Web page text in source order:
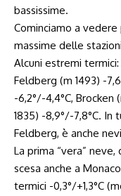
bassissime.
Cominciamo a
massime delle
Alcuni estremi termici:
Feldberg (m 1493) -
-6,2°/-4,4°C, Brocken
1835) -8,9°/-7,8°C.
Feldberg, è anche
La prima “vera”
scesa anche a
termici -0,3°/+1,3°C